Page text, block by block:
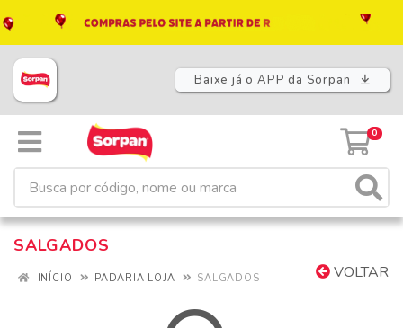
Baixe já o APP da Sorpan
0
SALGADOS
VOLTAR
INÍCIO PADARIA LOJA SALGADOS